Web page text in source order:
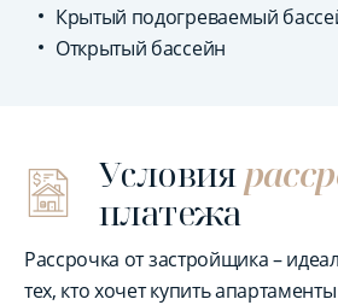
Крытый подогреваемый
Открытый бассейн
Условия
платежа
Рассрочка от застройщика –
тех, кто хочет купить